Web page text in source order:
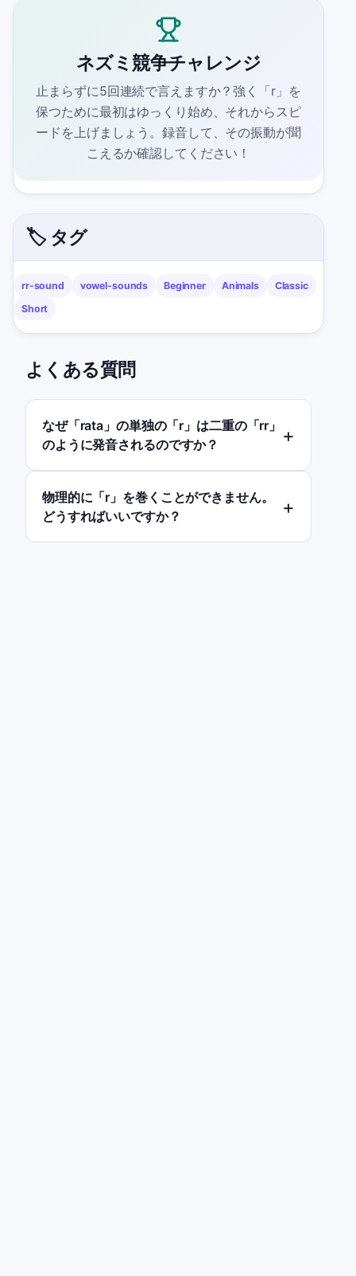
ネズミ競争チャレンジ
止まらずに5回連続で言えますか？強く「r」を
保つために最初はゆっくり始め、それからスピ
ードを上げましょう。録音して、その振動が聞
こえるか確認してください！
🏷️ タグ
rr-sound vowel-sounds Beginner Animals
Classic
Short
よくある質問
なぜ「rata」の単独の「r」は二重の「rr」
のように発音されるのですか？
物理的に「r」を巻くことができません。
どうすればいいですか？